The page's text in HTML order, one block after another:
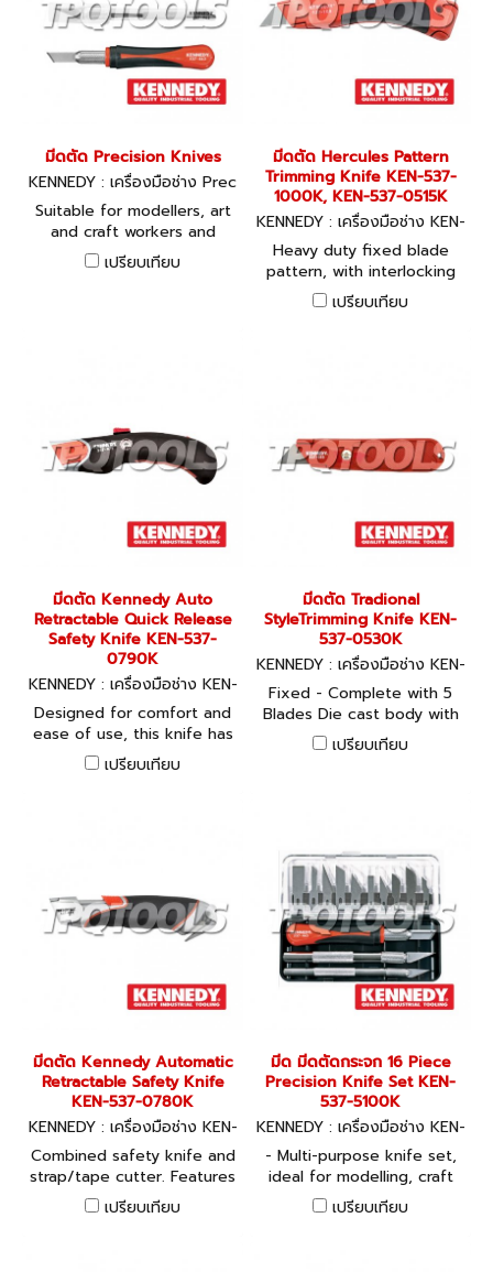
resistant scabbard with
integral belt clip and pencil
holder for safe storage.
Fixed Blade 185mm overall
length.
มีดตัด Precision Knives
KENNEDY : เครื่องมือช่าง Prec
ision Knives
Suitable for modellers, art
and craft workers and
wood carvers. Ideal for
making point of sale
เปรียบเทียบ
มีดตัด Hercules Pattern
Trimming Knife KEN-537-
1000K, KEN-537-0515K
KENNEDY : เครื่องมือช่าง KEN-
537-1000K, KEN-537-0515K
Heavy duty fixed blade
pattern, with interlocking
body to prevent blade pop
up during arduous cutting
lades are stored in body.
Supplied with impact
resistant scabbard with
holder for safe storage.
Fixed Blade 185mm overall
เปรียบเทียบ
มีดตัด Kennedy Auto
Retractable Quick Release
Safety Knife KEN-537-
0790K
KENNEDY : เครื่องมือช่าง KEN-
537-0790K
Designed for comfort and
ease of use, this knife has
auto retractable blade and
bi- material comfort grip. It
เปรียบเทียบ
มีดตัด Tradional
StyleTrimming Knife KEN-
537-0530K
KENNEDY : เครื่องมือช่าง KEN-
537-0530K
Fixed - Complete with 5
Blades Die cast body with
heavy duty knurled style for
extra grip which provides a
designed to fit comfortably
in the hand, with high
carbon steel blades. Up to
five spare blades can be
stored in the handle.
Retractable, Contour Grip -
Complete with 5 Blades
Slimline diecast body with
provides a greater degree
of control and comfort.
High carbon steel blades.
Up to five spare blades can
be stored in the handle
เปรียบเทียบ
มีดตัด Kennedy Automatic
Retractable Safety Knife
KEN-537-0780K
KENNEDY : เครื่องมือช่าง KEN-
537-0780K
Combined safety knife and
strap/tape cutter. Features
auto retractable blade and
quick blade release,
เปรียบเทียบ
มีด มีดตัดกระจก 16 Piece
Precision Knife Set KEN-
537-5100K
KENNEDY : เครื่องมือช่าง KEN-
537-5100K
- Multi-purpose knife set,
ideal for modelling, craft
work and industrial use. -
Covers a wide range of
เปรียบเทียบ